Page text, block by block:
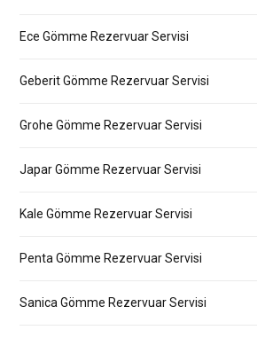
Ece Gömme Rezervuar Servisi
Geberit Gömme Rezervuar Servisi
Grohe Gömme Rezervuar Servisi
Japar Gömme Rezervuar Servisi
Kale Gömme Rezervuar Servisi
Penta Gömme Rezervuar Servisi
Sanica Gömme Rezervuar Servisi